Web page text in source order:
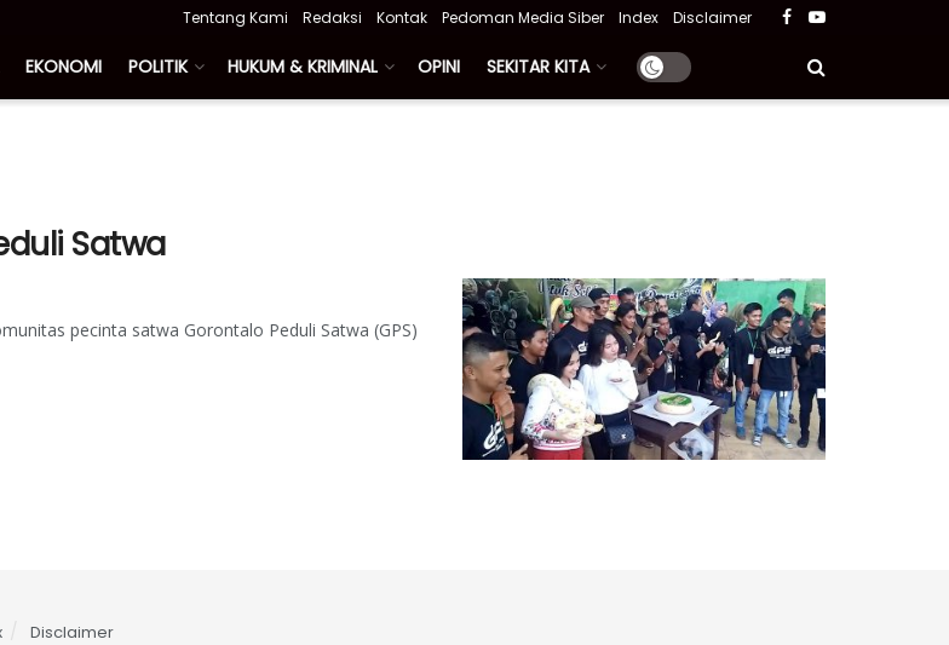
Tentang Kami Redaksi Kontak Pedoman Media Siber Index Disclaimer
EKONOMI POLITIK HUKUM & KRIMINAL OPINI SEKITAR KITA
Satwa
pecinta satwa Gorontalo Peduli Satwa (GPS)
Disclaimer